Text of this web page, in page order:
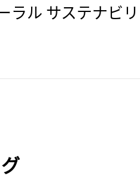
ラル サステナビ